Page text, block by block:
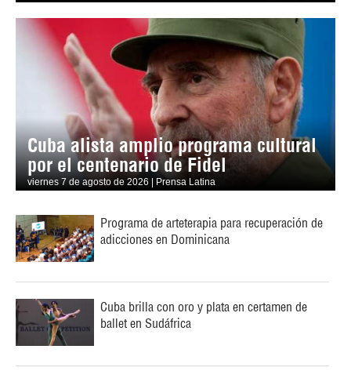
Cuba alista amplio programa cultural
por el centenario de Fidel
viernes 7 de agosto de 2026 | Prensa Latina
Programa de arteterapia para recuperación de
adicciones en Dominicana
Cuba brilla con oro y plata en certamen de
ballet en Sudáfrica